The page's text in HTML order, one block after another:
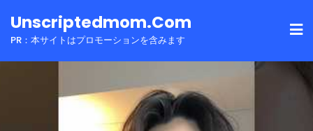
toUnscriptedmom.com
PR：本サイトはプロモーションを含みます